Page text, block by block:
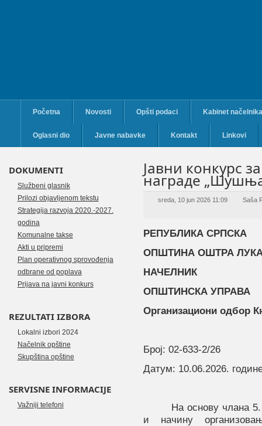
Početna Novosti Opšti podaci Kabinet načelnika
Oglasni dio Javne nabavke Kontakt Linkovi
Јавни конкурс
наградe
sreda, 10 jun 2026 11:09 Saša
РЕПУБЛИКА СРПСКА
ОПШТИНА ОШТРА
НАЧЕЛНИК
OПШТИНСКА УПРАВА
Организациони одбор
Број: 02-633-2/26
Датум: 10.06.2026.
На основу члана 5.
и начину
DOKUMENTI
Službeni glasnik
Prilozi objavljenom tekstu
Strategija razvoja 2020.-2027.
godina
Komunalne takse
Akti u pripremi
Plan operativnog sprovođenja
odbrane od poplava
Prijava na javni konkurs
REZULTATI IZBORA
Lokalni izbori 2024
Načelnik opštine
Skupština opštine
SERVISNE INFORMACIJE
Važniji telefoni